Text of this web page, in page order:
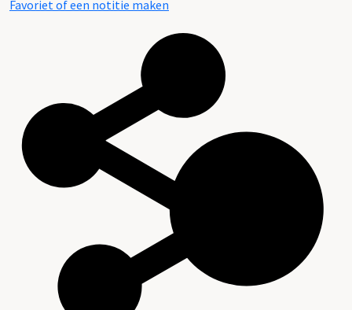
Favoriet of een notitie maken